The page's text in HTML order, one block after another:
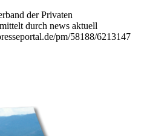
der Privaten
durch news aktuell
pm/58188/6213147